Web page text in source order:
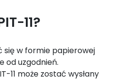
11?
się w formie papierowej
od uzgodnień.
11 może zostać wysłany